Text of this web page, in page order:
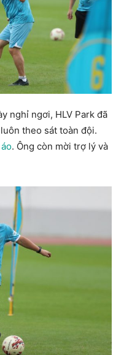
nghỉ ngơi, HLV Park đã
theo sát toàn đội.
. Ông còn mời trợ lý và